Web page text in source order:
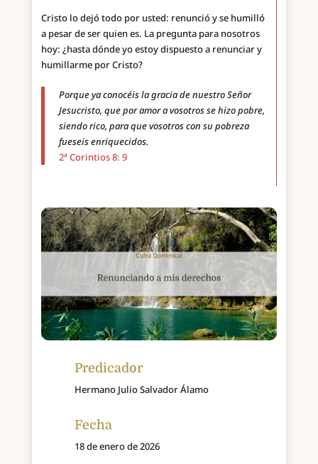
Cristo lo dejó todo por usted: renunció y se humilló
a pesar de ser quien es. La pregunta para nosotros
hoy: ¿hasta dónde yo estoy dispuesto a renunciar y
humillarme por Cristo?
Porque ya conocéis la gracia de nuestro Señor
Jesucristo, que por amor a vosotros se hizo pobre,
siendo rico, para que vosotros con su pobreza
fueseis enriquecidos.
2ª Corintios 8: 9
Predicador
Hermano Julio Salvador Álamo
Fecha
18 de enero de 2026